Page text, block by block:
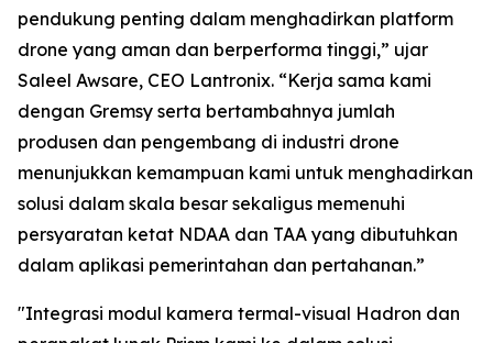
pendukung penting dalam menghadirkan platform
drone yang aman dan berperforma tinggi,” ujar
Saleel Awsare, CEO Lantronix. “Kerja sama kami
dengan Gremsy serta bertambahnya jumlah
produsen dan pengembang di industri drone
menunjukkan kemampuan kami untuk menghadirkan
solusi dalam skala besar sekaligus memenuhi
persyaratan ketat NDAA dan TAA yang dibutuhkan
dalam aplikasi pemerintahan dan pertahanan.”
"Integrasi modul kamera termal-visual Hadron dan